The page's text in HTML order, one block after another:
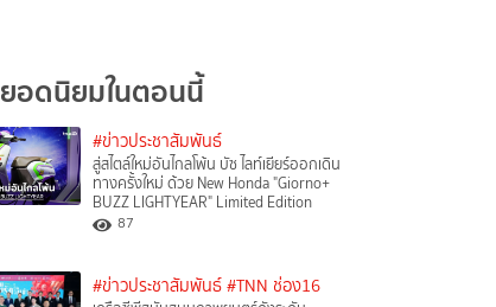
ยอดนิยมในตอนนี้
#ข่าวประชาสัมพันธ์
สู่สไตล์ใหม่อันไกลโพ้น บัซ ไลท์เยียร์ออกเดิน
ทางครั้งใหม่ ด้วย New Honda "Giorno+
BUZZ LIGHTYEAR" Limited Edition
87
#ข่าวประชาสัมพันธ์ #TNN ช่อง16